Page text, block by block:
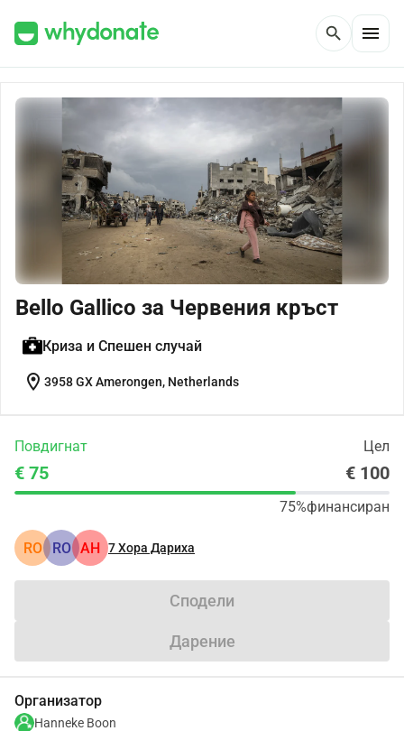
search menu
Bello Gallico за Червения кръст
Криза и Спешен случай
location_on 3958 GX Amerongen, Netherlands
Повдигнат Цел
€ 75 € 100
75%финансиран
RO RO АН 7Хора Дариха
Сподели
Дарение
Организатор
Hanneke Boon